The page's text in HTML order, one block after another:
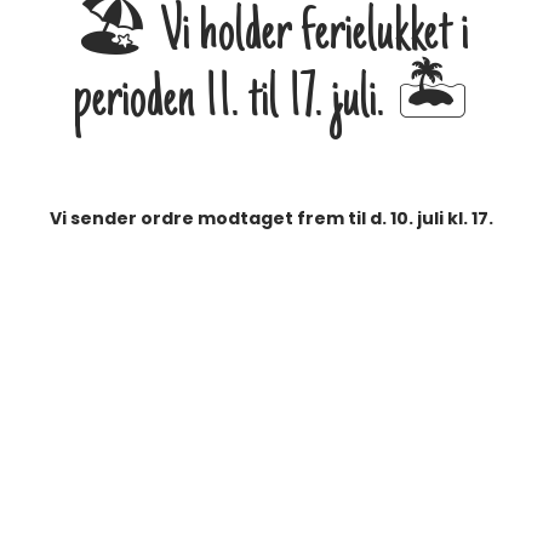
🏖️ Vi holder ferielukket i
perioden 11. til 17. juli. 🏝️
Vi sender ordre modtaget frem til d. 10. juli kl. 17.